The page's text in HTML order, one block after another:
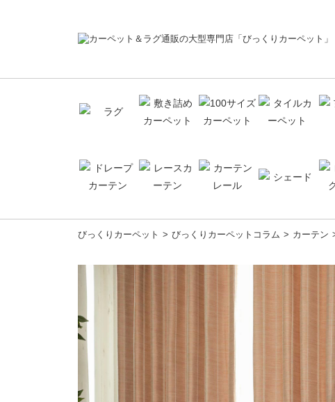
びっくりカーペット びっくりカーペットコラム カーテン